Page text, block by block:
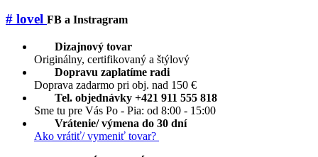
# lovel FB a Instragram
Dizajnový tovar
Originálny, certifikovaný a štýlový
Dopravu zaplatíme radi
Doprava zadarmo pri obj. nad 150 €
Tel. objednávky +421 911 555 818
Sme tu pre Vás Po - Pia: od 8:00 - 15:00
Vrátenie/ výmena do 30 dní
Ako vrátiť/ vymeniť tovar?